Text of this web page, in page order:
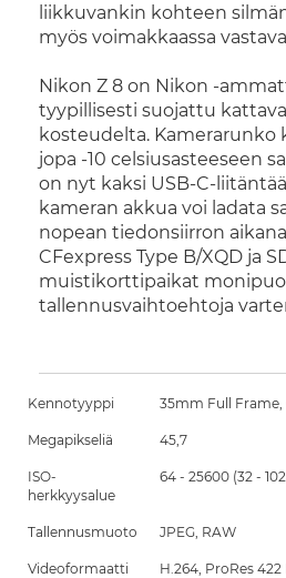
liikkuvankin kohteen
myös voimakkaassa
Nikon Z 8 on Nikon -
tyypillisesti suojattu
kosteudelta. Kamerarunko
jopa -10 celsiusasteeseen
on nyt kaksi USB-C-
kameran akkua voi ladata
nopean tiedonsiirron
CFexpress Type B/XQD ja
muistikorttipaikat
tallennusvaihtoehtoja
Kennotyyppi 35mm Full Frame,
Megapikseliä 45,7
ISO-
herkkyysalue
64 - 25600 (32 -
Tallennusmuoto JPEG, RAW
Videoformaatti H.264, ProRes 422